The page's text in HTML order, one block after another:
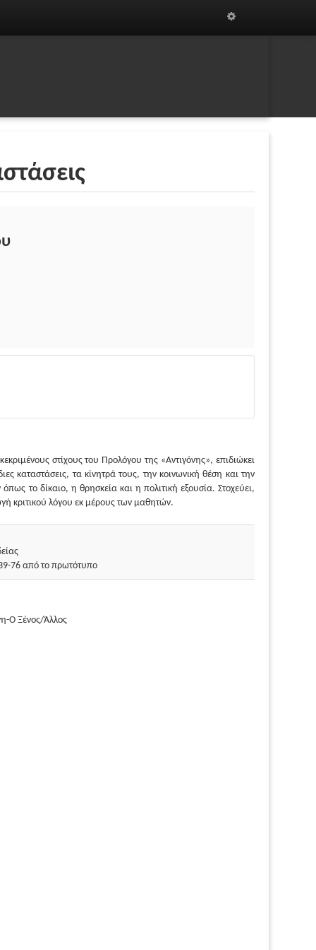
στίχους του Προλόγου της «Αντιγόνης», επιδιώκει
καταστάσεις, τα κίνητρά τους, την κοινωνική θέση και την
το δίκαιο, η θρησκεία και η πολιτική εξουσία. Στοχεύει,
κριτικού λόγου εκ μέρους των μαθητών.
76 από το πρωτότυπο
Ο Ξένος/Άλλος